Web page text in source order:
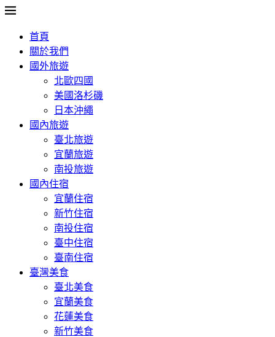
首頁
關於我們
國外旅遊
北歐四國
美國洛杉磯
日本沖繩
國內旅遊
臺北旅遊
宜蘭旅遊
南投旅遊
國內住宿
宜蘭住宿
新竹住宿
南投住宿
臺中住宿
臺南住宿
臺灣美食
臺北美食
宜蘭美食
花蓮美食
新竹美食